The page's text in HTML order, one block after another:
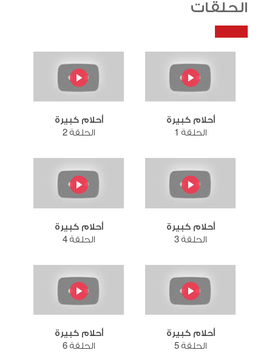
الحلقات
أحلام كبيرة
الحلقة 1
أحلام كبيرة
الحلقة 2
أحلام كبيرة
الحلقة 3
أحلام كبيرة
الحلقة 4
أحلام كبيرة
الحلقة 5
أحلام كبيرة
الحلقة 6